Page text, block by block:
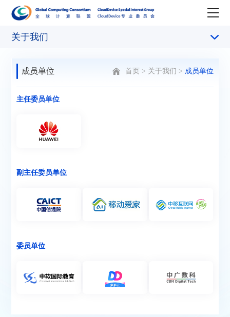
关于我们
首页 > 关于我们 > 成员单位
成员单位
主任委员单位
副主任委员单位
委员单位